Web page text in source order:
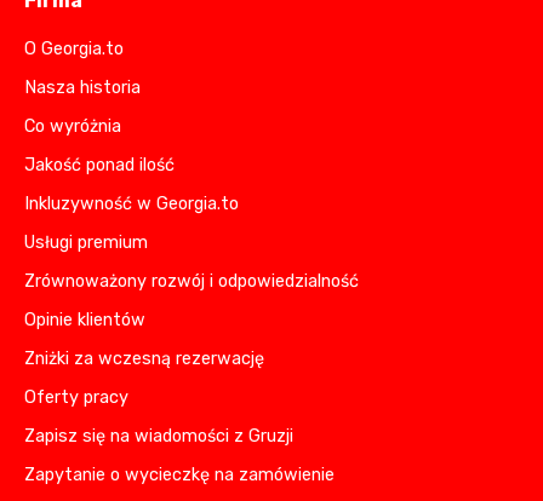
O Georgia.to
Nasza historia
Co wyróżnia
Jakość ponad ilość
Inkluzywność w Georgia.to
Usługi premium
Zrównoważony rozwój i odpowiedzialność
Opinie klientów
Zniżki za wczesną rezerwację
Oferty pracy
Zapisz się na wiadomości z Gruzji
Zapytanie o wycieczkę na zamówienie